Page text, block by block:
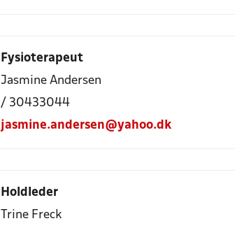
Fysioterapeut
Jasmine Andersen
/ 30433044
jasmine.andersen@yahoo.dk
Holdleder
Trine Freck